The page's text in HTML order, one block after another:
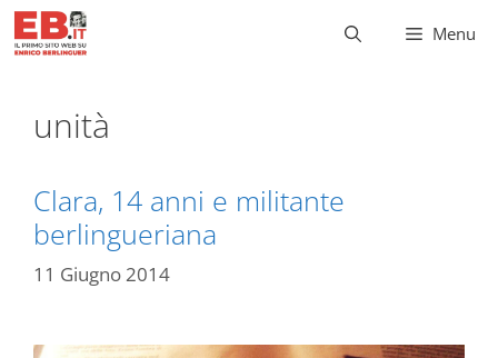
Vai
Menu
unità
Clara, 14 anni e militante
berlingueriana
11 Giugno 2014